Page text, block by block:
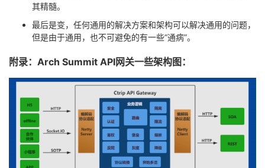
其精髓。
最后是变，任何通用的解决方案和架构可以解决通用的问题，
但是由于通用，也不可避免的有一些“通病”。
附录：Arch Summit API网关一些架构图：